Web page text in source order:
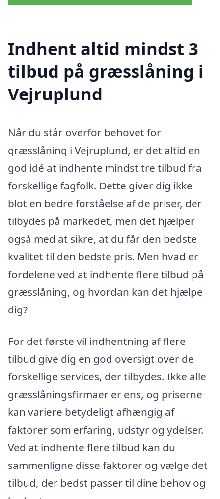
Indhent altid mindst 3
tilbud på græsslåning i
Vejruplund
Når du står overfor behovet for
græsslåning i Vejruplund, er det altid en
god idé at indhente mindst tre tilbud fra
forskellige fagfolk. Dette giver dig ikke
blot en bedre forståelse af de priser, der
tilbydes på markedet, men det hjælper
også med at sikre, at du får den bedste
kvalitet til den bedste pris. Men hvad er
fordelene ved at indhente flere tilbud på
græsslåning, og hvordan kan det hjælpe
dig?
For det første vil indhentning af flere
tilbud give dig en god oversigt over de
forskellige services, der tilbydes. Ikke alle
græsslåningsfirmaer er ens, og priserne
kan variere betydeligt afhængig af
faktorer som erfaring, udstyr og ydelser.
Ved at indhente flere tilbud kan du
sammenligne disse faktorer og vælge det
tilbud, der bedst passer til dine behov og